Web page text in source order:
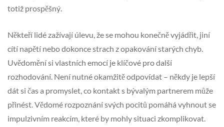
totiž prospěšný.
Někteří lidé zažívají úlevu, že se mohou konečně vyjádřit, jiní
cítí napětí nebo dokonce strach z opakování starých chyb.
Uvědomění si vlastních emocí je klíčové pro další
rozhodování. Není nutné okamžitě odpovídat – někdy je lepší
dát si čas a promyslet, co kontakt s bývalým partnerem může
přinést. Vědomé rozpoznání svých pocitů pomáhá vyhnout se
impulzivním reakcím, které by mohly situaci zkomplikovat.